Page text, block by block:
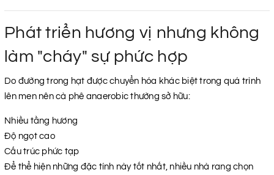
Phát triển hương vị nhưng không
làm "cháy" sự phức hợp
Do đường trong hạt được chuyển hóa khác biệt trong quá trình
lên men nên cà phê anaerobic thường sở hữu:
Nhiều tầng hương
Độ ngọt cao
Cấu trúc phức tạp
Để thể hiện những đặc tính này tốt nhất, nhiều nhà rang chọn